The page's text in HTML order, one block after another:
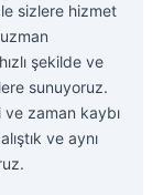
sizlere hizmet
şekilde ve
sunuyoruz.
zaman kaybı
ve aynı